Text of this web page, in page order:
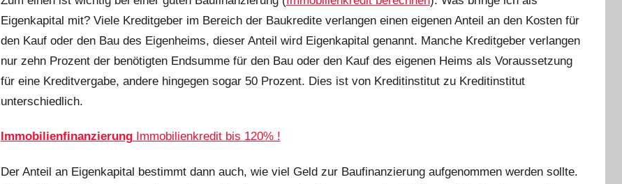
l
W
.
Eigenkapital mit? Viele Kreditgeber im Bereich der Baukredite verlangen einen eigenen Anteil an den Kosten für
den Kauf oder den Bau des Eigenheims, dieser Anteil wird Eigenkapital genannt. Manche Kreditgeber verlangen
nur zehn Prozent der benötigten Endsumme für den Bau oder den Kauf des eigenen Heims als Voraussetzung
für eine Kreditvergabe, andere hingegen sogar 50 Prozent. Dies ist von Kreditinstitut zu Kreditinstitut
unterschiedlich.
ImmobilienfinanzierungImmobilienkredit bis 120% !
Der Anteil an Eigenkapital bestimmt dann auch, wie viel Geld zur Baufinanzierung aufgenommen werden sollte.